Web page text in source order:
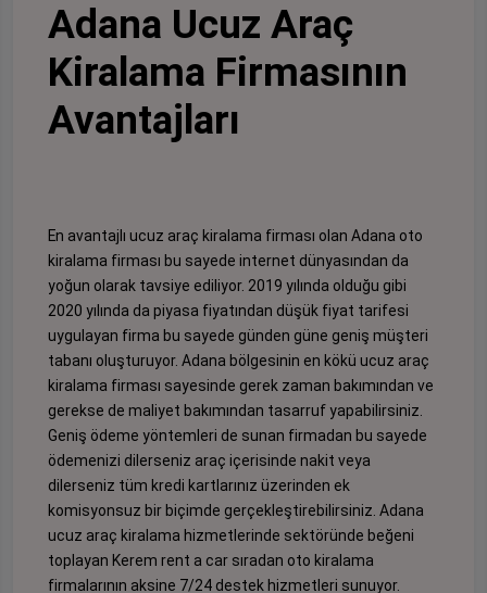
Adana Ucuz Araç
Kiralama Firmasının
Avantajları
En avantajlı ucuz araç kiralama firması olan Adana oto
kiralama firması bu sayede internet dünyasından da
yoğun olarak tavsiye ediliyor. 2019 yılında olduğu gibi
2020 yılında da piyasa fiyatından düşük fiyat tarifesi
uygulayan firma bu sayede günden güne geniş müşteri
tabanı oluşturuyor. Adana bölgesinin en kökü ucuz araç
kiralama firması sayesinde gerek zaman bakımından ve
gerekse de maliyet bakımından tasarruf yapabilirsiniz.
Geniş ödeme yöntemleri de sunan firmadan bu sayede
ödemenizi dilerseniz araç içerisinde nakit veya
dilerseniz tüm kredi kartlarınız üzerinden ek
komisyonsuz bir biçimde gerçekleştirebilirsiniz. Adana
ucuz araç kiralama hizmetlerinde sektöründe beğeni
toplayan Kerem rent a car sıradan oto kiralama
firmalarının aksine 7/24 destek hizmetleri sunuyor.